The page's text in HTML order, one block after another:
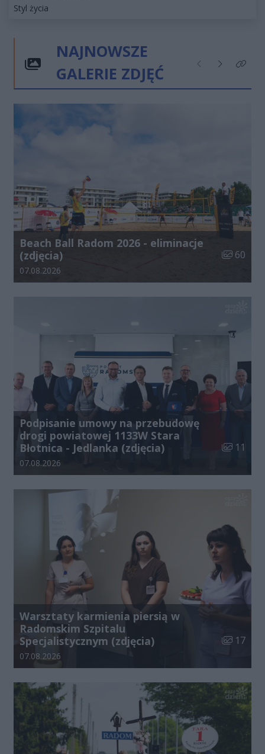
Kategorie artykułu:
Styl życia
NAJNOWSZE
GALERIE ZDJĘĆ
Poprzednie
NastępneKliknij
Beach Ball Radom 2026 - eliminacje
(zdjęcia)
Liczba
60
Data dodania galerii:
07.08.2026
Podpisanie umowy na przebudowę
drogi powiatowej 1133W Stara
Błotnica - Jedlanka (zdjęcia)
Liczba
11
Data dodania galerii:
07.08.2026
Warsztaty karmienia piersią w
Radomskim Szpitalu
Specjalistycznym (zdjęcia)
Liczba
17
Data dodania galerii:
07.08.2026